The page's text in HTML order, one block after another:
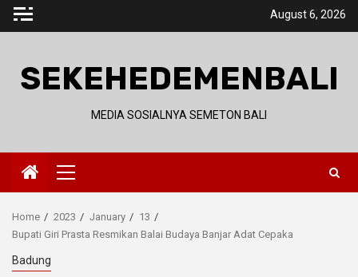
Skip
August 6, 2026
SEKEHEDEMENBALI
MEDIA SOSIALNYA SEMETON BALI
Primary
Menu
Home 2023 January
13
Bupati Giri Prasta Resmikan Balai Budaya Banjar Adat Cepaka
Badung